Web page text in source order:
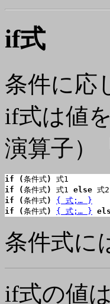
if式
条件に応
if式は値
演算子）
if (条件式)
if (条件式) 式1 else
if (条件式)
{ 式;… }
if (条件式) { 式;… }
条件式に
if式の値